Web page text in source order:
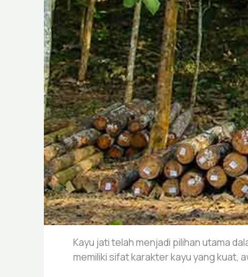
Kayu jati telah menjadi pilihan utama
memiliki sifat karakter kayu yang kuat,